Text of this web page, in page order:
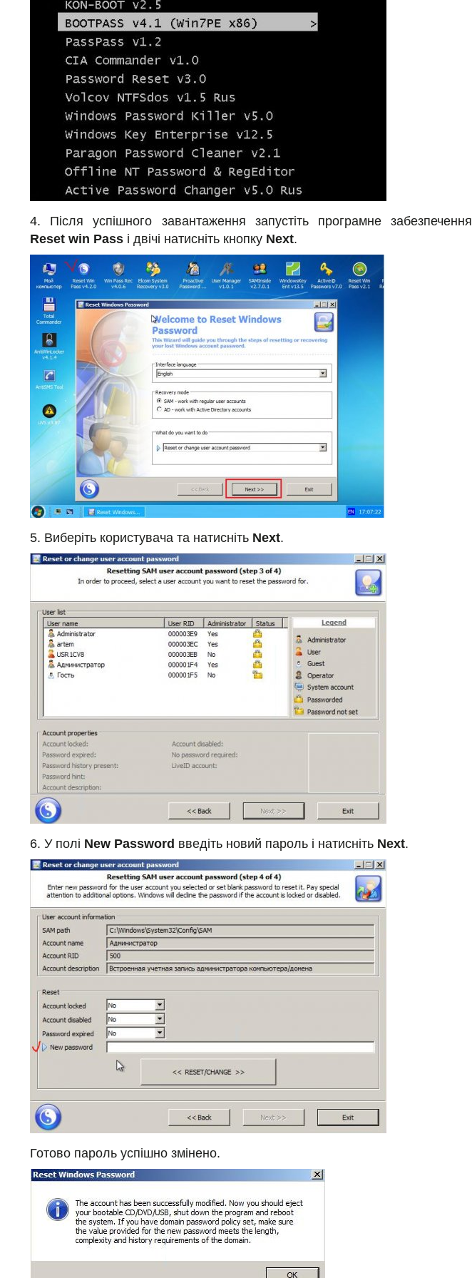
4. Після успішного завантаження запустіть програмне забезпечення
Reset win Pass і двічі натисніть кнопку Next.
5. Виберіть користувача та натисніть Next.
6. У полі New Password введіть новий пароль і натисніть Next.
Готово пароль успішно змінено.